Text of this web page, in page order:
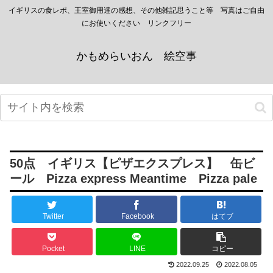
イギリスの食レポ、王室御用達の感想、その他雑記思うこと等 写真はご自由
にお使いください リンクフリー
かもめらいおん 絵空事
50点 イギリス【ピザエクスプレス】 缶ビ
ール Pizza express Meantime Pizza pale
Twitter Facebook はてブ
Pocket LINE コピー
2022.09.25 2022.08.05